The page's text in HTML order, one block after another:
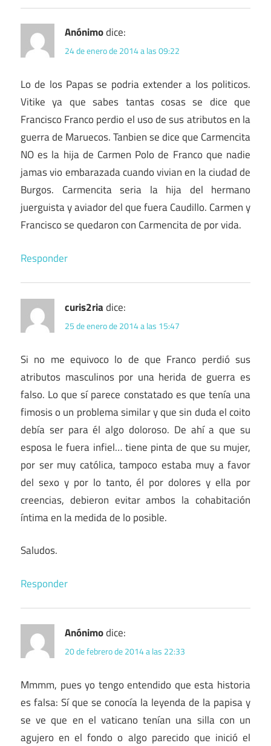
Anónimodice:
24 de enero de 2014 a las 09:22
Lo de los Papas se podria extender a los politicos.
Vitike ya que sabes tantas cosas se dice que
Francisco Franco perdio el uso de sus atributos en la
guerra de Maruecos. Tanbien se dice que Carmencita
NO es la hija de Carmen Polo de Franco que nadie
jamas vio embarazada cuando vivian en la ciudad de
Burgos. Carmencita seria la hija del hermano
juerguista y aviador del que fuera Caudillo. Carmen y
Francisco se quedaron con Carmencita de por vida.
Responder
curis2riadice:
25 de enero de 2014 a las 15:47
Si no me equivoco lo de que Franco perdió sus
atributos masculinos por una herida de guerra es
falso. Lo que sí parece constatado es que tenía una
fimosis o un problema similar y que sin duda el coito
debía ser para él algo doloroso. De ahí a que su
esposa le fuera infiel… tiene pinta de que su mujer,
por ser muy católica, tampoco estaba muy a favor
del sexo y por lo tanto, él por dolores y ella por
creencias, debieron evitar ambos la cohabitación
íntima en la medida de lo posible.
Saludos.
Responder
Anónimodice:
20 de febrero de 2014 a las 22:33
Mmmm, pues yo tengo entendido que esta historia
es falsa: Sí que se conocía la leyenda de la papisa y
se ve que en el vaticano tenían una silla con un
agujero en el fondo o algo parecido que inició el